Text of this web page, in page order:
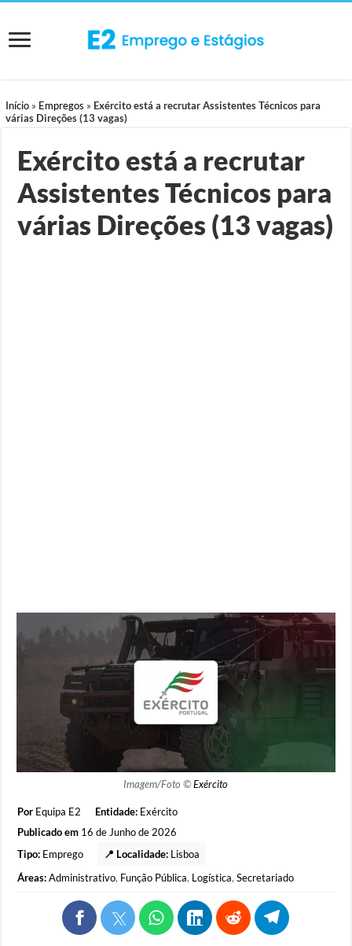
Início » Empregos » Exército está a recrutar Assistentes Técnicos para
várias Direções (13 vagas)
Exército está a recrutar
Assistentes Técnicos para
várias Direções (13 vagas)
Imagem/Foto ©Exército
Por Equipa E2 Entidade: Exército
Publicado em 16 de Junho de 2026
Tipo: Emprego 📍 Localidade: Lisboa
Áreas: Administrativo, Função Pública, Logística,Secretariado